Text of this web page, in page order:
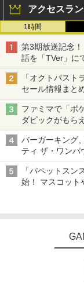
アクセスラ
1時間
第3期放送記念
話を「TVer」に
「オクトパス
セール情報まと
ニンテンドーe
ファミマで「ポ
ダピックがもら
バーガーキング
ティ ザ・ワンパ
「特製ガーリッ
「パペットス
始！ マスコット